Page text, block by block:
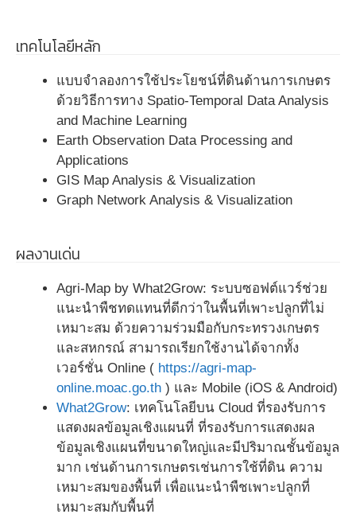
เทคโนโลยีหลัก
แบบจำลองการใช้ประโยชน์ที่ดินด้านการเกษตร
ด้วยวิธีการทาง Spatio-Temporal Data Analysis
and Machine Learning
Earth Observation Data Processing and
Applications
GIS Map Analysis & Visualization
Graph Network Analysis & Visualization
ผลงานเด่น
Agri-Map by What2Grow: ระบบซอฟต์แวร์ช่วย
แนะนำพืชทดแทนที่ดีกว่าในพื้นที่เพาะปลูกที่ไม่
เหมาะสม ด้วยความร่วมมือกับกระทรวงเกษตร
และสหกรณ์ สามารถเรียกใช้งานได้จากทั้ง
เวอร์ชั่น Online ( https://agri-map-
online.moac.go.th ) และ Mobile (iOS & Android)
What2Grow: เทคโนโลยีบน Cloud ที่รองรับการ
แสดงผลข้อมูลเชิงแผนที่ ที่รองรับการแสดงผล
ข้อมูลเชิงแผนที่ขนาดใหญ่และมีปริมาณชั้นข้อมูล
มาก เช่นด้านการเกษตรเช่นการใช้ที่ดิน ความ
เหมาะสมของพื้นที่ เพื่อแนะนำพืชเพาะปลูกที่
เหมาะสมกับพื้นที่